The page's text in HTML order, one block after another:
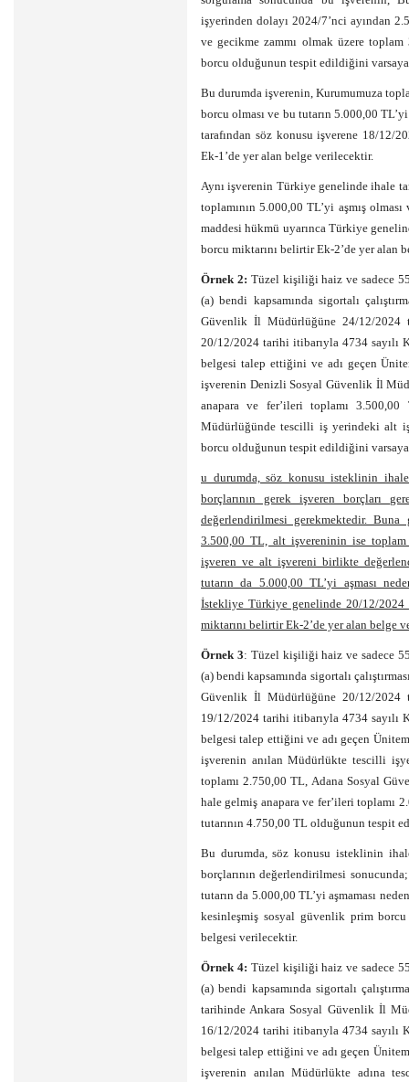
işyerinden dolayı 2024/7’nci ayından
ve gecikme zammı olmak üzere
borcu olduğunun tespit edildiğini
Bu durumda işverenin, Kurumumuza
borcu olması ve bu tutarın 5.000,00
tarafından söz konusu işverene 18/12/
Ek-1’de yer alan belge verilecektir.
Aynı işverenin Türkiye genelinde ihale
toplamının 5.000,00 TL’yi aşmış
maddesi hükmü uyarınca Türkiye
borcu miktarını belirtir Ek-2’de yer alan
Örnek 2: Tüzel kişiliği haiz ve sadece
(a) bendi kapsamında sigortalı
Güvenlik İl Müdürlüğüne 24/12/2024
20/12/2024 tarihi itibarıyla 4734 sayılı
belgesi talep ettiğini ve adı geçen
işverenin Denizli Sosyal Güvenlik İl
anapara ve fer’ileri toplamı
Müdürlüğünde tescilli iş yerindeki alt
borcu olduğunun tespit edildiğini
u durumda, söz konusu isteklinin
borçlarının gerek işveren borçları
değerlendirilmesi gerekmektedir.
3.500,00 TL, alt işvereninin ise toplam
işveren ve alt işvereni birlikte
tutarın da 5.000,00 TL’yi aşması
İstekliye Türkiye genelinde 20/12/
miktarını belirtir Ek-2’de yer alan belge
Örnek 3: Tüzel kişiliği haiz ve sadece
(a) bendi kapsamında sigortalı
Güvenlik İl Müdürlüğüne 20/12/2024
19/12/2024 tarihi itibarıyla 4734 sayılı
belgesi talep ettiğini ve adı geçen
işverenin anılan Müdürlükte tescilli
toplamı 2.750,00 TL, Adana Sosyal
hale gelmiş anapara ve fer’ileri toplamı
tutarının 4.750,00 TL olduğunun tespit
Bu durumda, söz konusu isteklinin
borçlarının değerlendirilmesi
tutarın da 5.000,00 TL’yi aşmaması
kesinleşmiş sosyal güvenlik prim
belgesi verilecektir.
Örnek 4: Tüzel kişiliği haiz ve sadece
(a) bendi kapsamında sigortalı
tarihinde Ankara Sosyal Güvenlik İl
16/12/2024 tarihi itibarıyla 4734 sayılı
belgesi talep ettiğini ve adı geçen
işverenin anılan Müdürlükte adına